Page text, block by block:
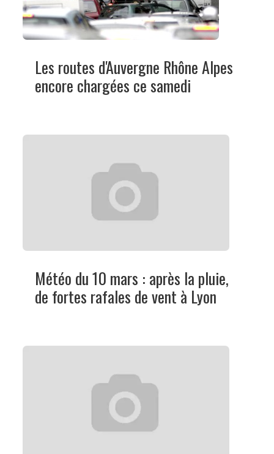
Les routes d'Auvergne Rhône Alpes
encore chargées ce samedi
Météo du 10 mars : après la pluie,
de fortes rafales de vent à Lyon